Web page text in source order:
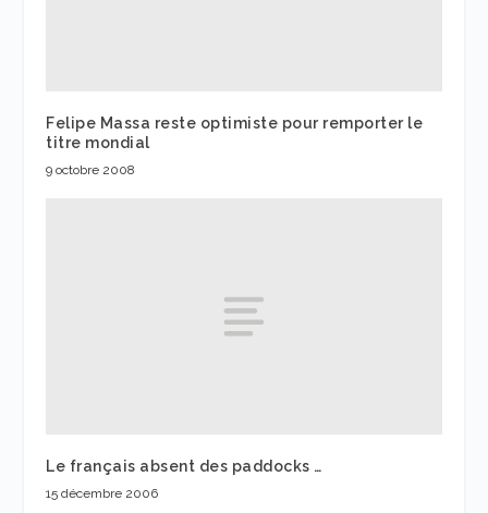
Felipe Massa reste optimiste pour remporter le
titre mondial
9 octobre 2008
Le français absent des paddocks …
15 décembre 2006